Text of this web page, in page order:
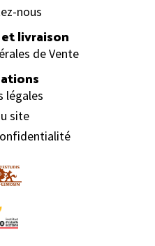
nous
livraison
de Vente
légales
site